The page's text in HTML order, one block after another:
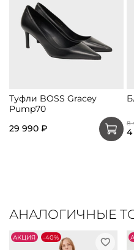
Туфли BOSS Gracey
Pump70
29 990 ₽
8
4
АНАЛОГИЧНЫЕ
АKЦИЯ -40%